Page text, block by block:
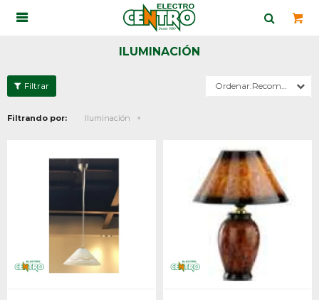

ILUMINACIÓN
Recomendados
Filtrando por: Iluminación